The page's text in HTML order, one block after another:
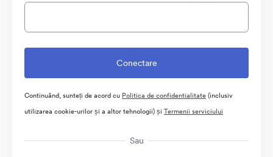
Continuând, sunteți de acord cu Politica de confidentialitate(inclusiv
utilizarea cookie-urilor și a altor tehnologii) și Termenii serviciului
Sau